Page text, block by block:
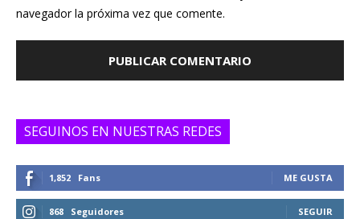
navegador la próxima vez que comente.
SEGUINOS EN NUESTRAS REDES
1,852 Fans ME GUSTA
868 Seguidores SEGUIR